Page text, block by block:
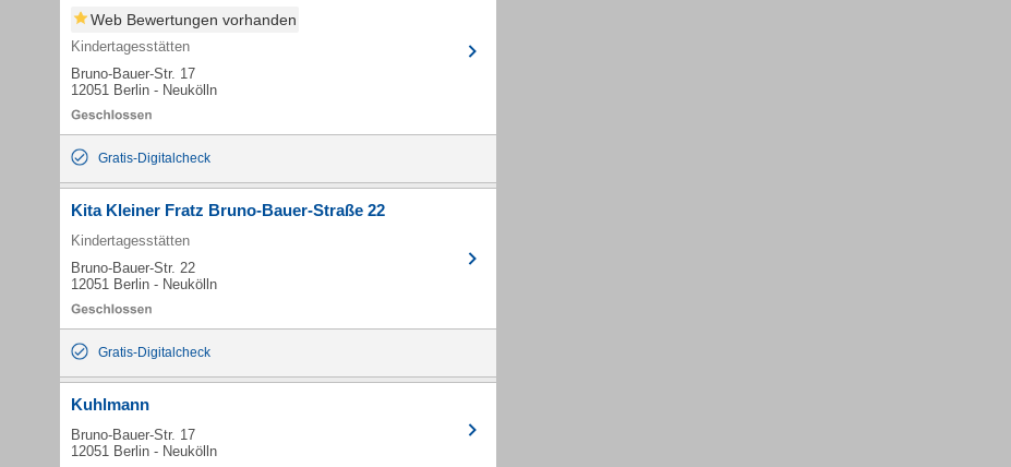
Web Bewertungen vorhanden
Kindertagesstätten
Bruno-Bauer-Str. 17
12051 Berlin - Neukölln
Gratis-Digitalcheck
Kita Kleiner Fratz Bruno-Bauer-Straße 22
Kindertagesstätten
Bruno-Bauer-Str. 22
12051 Berlin - Neukölln
Gratis-Digitalcheck
Kuhlmann
Bruno-Bauer-Str. 17
12051 Berlin - Neukölln